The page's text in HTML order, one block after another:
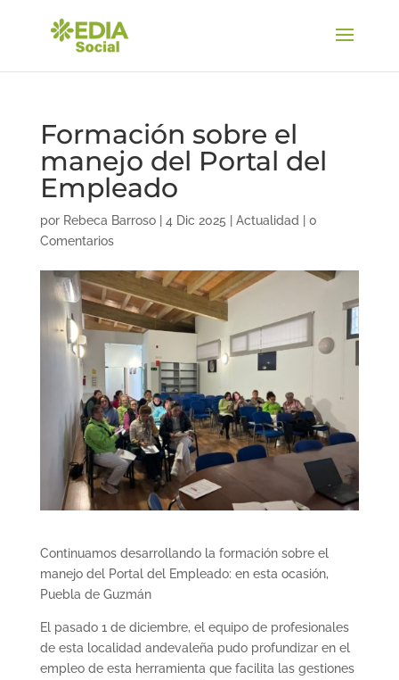
Formación sobre el
manejo del Portal del
Empleado
por Rebeca Barroso| 4 Dic 2025 Actualidad
0
Comentarios
Continuamos desarrollando la formación sobre el
manejo del Portal del Empleado: en esta ocasión,
Puebla de Guzmán
El pasado 1 de diciembre, el equipo de profesionales
de esta localidad andevaleña pudo profundizar en el
empleo de esta herramienta que facilita las gestiones